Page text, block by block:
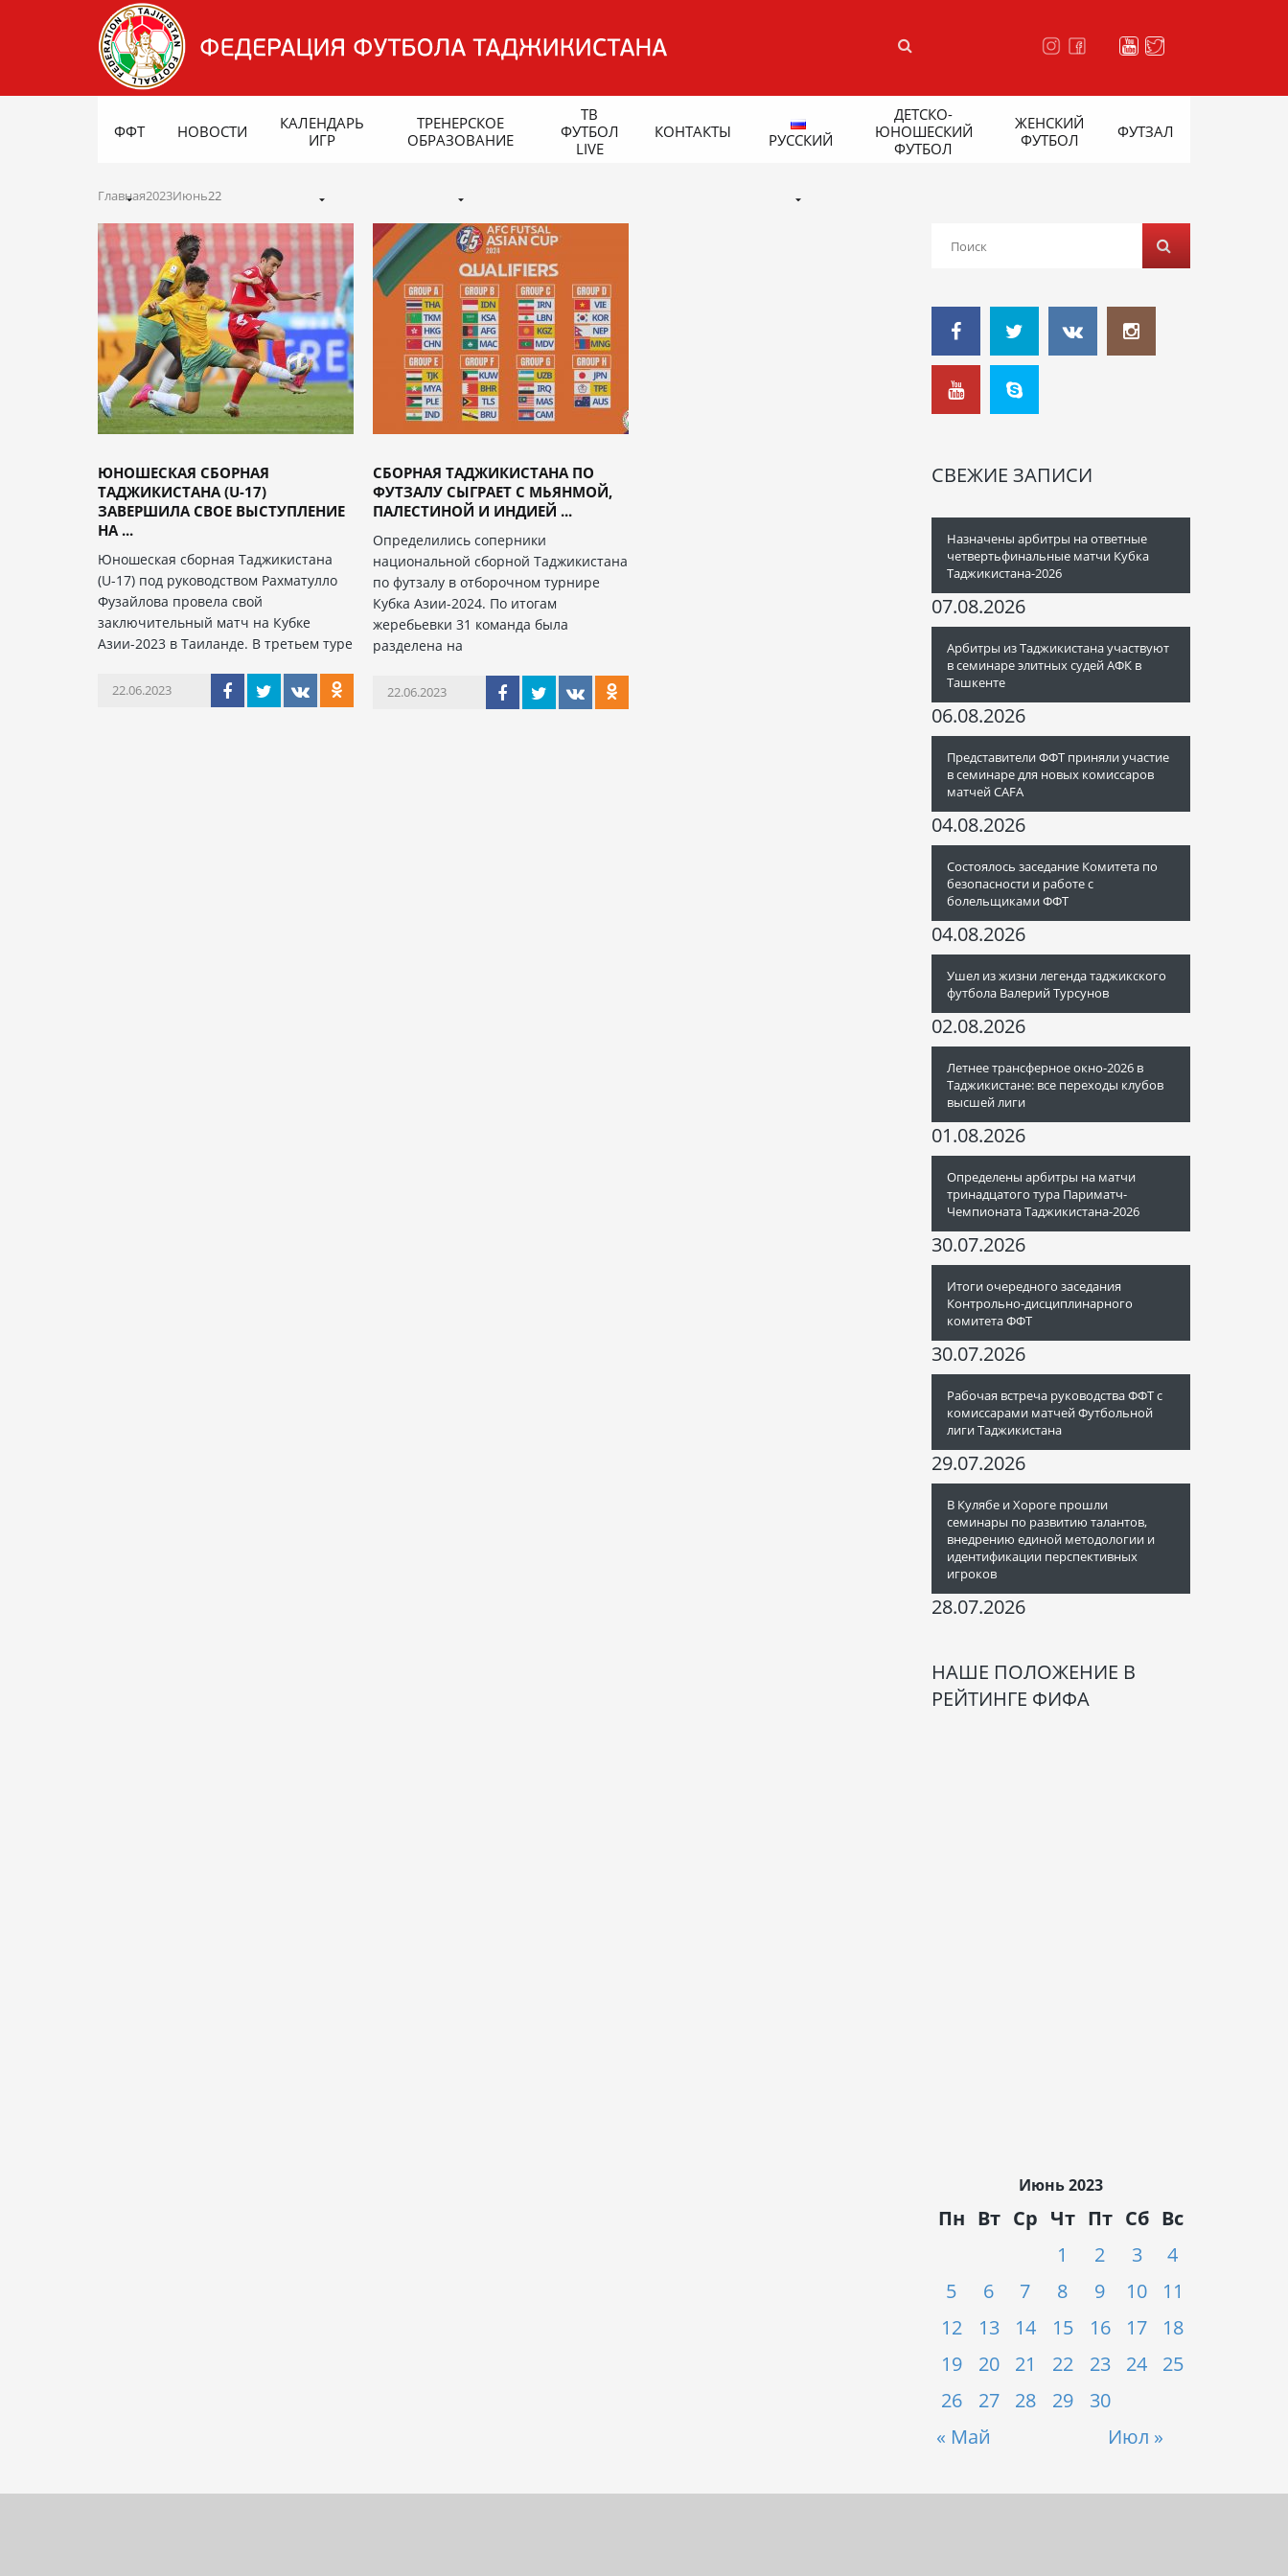
ФФТ НОВОСТИ
КАЛЕНДАРЬ
ИГР
ТРЕНЕРСКОЕ
ОБРАЗОВАНИЕ
ТВ
ФУТБОЛ
LIVE
КОНТАКТЫ РУССКИЙ
ДЕТСКО-
ЮНОШЕСКИЙ
ФУТБОЛ
ЖЕНСКИЙ
ФУТБОЛ
ФУТЗАЛ
Главная2023Июнь22
ЮНОШЕСКАЯ СБОРНАЯ
ТАДЖИКИСТАНА (U-17)
ЗАВЕРШИЛА СВОЕ ВЫСТУПЛЕНИЕ
НА ...
Юношеская сборная Таджикистана
(U-17) под руководством Рахматулло
Фузайлова провела свой
заключительный матч на Кубке
Азии-2023 в Таиланде. В третьем туре
22.06.2023
СБОРНАЯ ТАДЖИКИСТАНА ПО
ФУТЗАЛУ СЫГРАЕТ С МЬЯНМОЙ,
ПАЛЕСТИНОЙ И ИНДИЕЙ ...
Определились соперники
национальной сборной Таджикистана
по футзалу в отборочном турнире
Кубка Азии-2024. По итогам
жеребьевки 31 команда была
разделена на
22.06.2023
СВЕЖИЕ ЗАПИСИ
Назначены арбитры на ответные
четвертьфинальные матчи Кубка
Таджикистана-2026
07.08.2026
Арбитры из Таджикистана участвуют
в семинаре элитных судей АФК в
Ташкенте
06.08.2026
Представители ФФТ приняли участие
в семинаре для новых комиссаров
матчей CAFA
04.08.2026
Состоялось заседание Комитета по
безопасности и работе с
болельщиками ФФТ
04.08.2026
Ушел из жизни легенда таджикского
футбола Валерий Турсунов
02.08.2026
Летнее трансферное окно-2026 в
Таджикистане: все переходы клубов
высшей лиги
01.08.2026
Определены арбитры на матчи
тринадцатого тура Париматч-
Чемпионата Таджикистана-2026
30.07.2026
Итоги очередного заседания
Контрольно-дисциплинарного
комитета ФФТ
30.07.2026
Рабочая встреча руководства ФФТ с
комиссарами матчей Футбольной
лиги Таджикистана
29.07.2026
В Кулябе и Хороге прошли
семинары по развитию талантов,
внедрению единой методологии и
идентификации перспективных
игроков
28.07.2026
НАШЕ ПОЛОЖЕНИЕ В
РЕЙТИНГЕ ФИФА
Июнь 2023
Пн Вт Ср Чт Пт Сб Вс
« Май Июл »
1 2 3
4
5
6 7 8 9 10
11
12
13 14 15 16 17
18
19
20 21 22 23 24
25
26
27 28 29 30